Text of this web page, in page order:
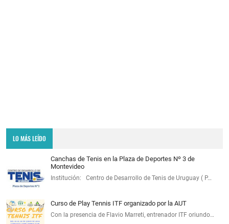
LO MÁS LEÍDO
Canchas de Tenis en la Plaza de Deportes Nº 3 de
Montevideo
Institución: Centro de Desarrollo de Tenis de Uruguay ( P…
Curso de Play Tennis ITF organizado por la AUT
Con la presencia de Flavio Marreti, entrenador ITF oriundo…